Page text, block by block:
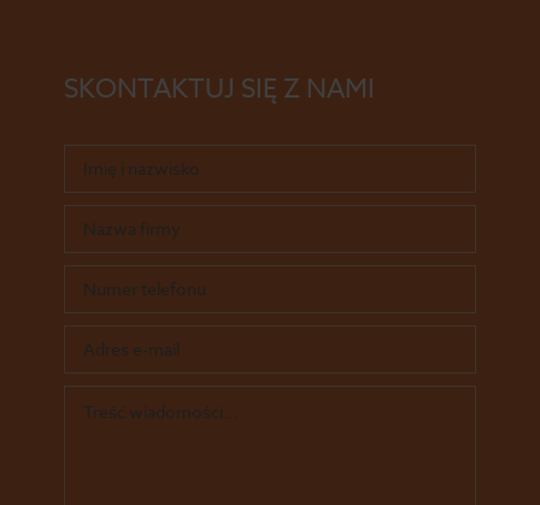
SKONTAKTUJ SIĘ Z NAMI